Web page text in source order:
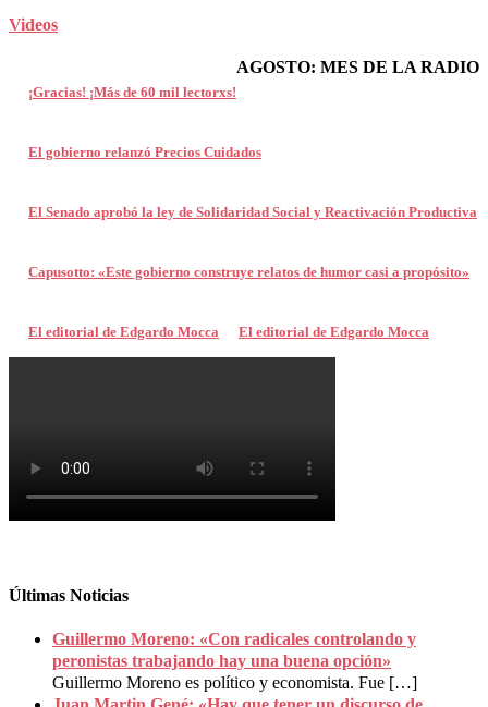
Videos
¡Gracias! ¡Más de 60 mil lectorxs!
El gobierno relanzó Precios Cuidados
El Senado aprobó la ley de Solidaridad Social y Reactivación Productiva
Capusotto: «Este gobierno construye relatos de humor casi a propósito»
El editorial de Edgardo Mocca El editorial de Edgardo Mocca
AGOSTO: MES DE LA RADIO
Últimas Noticias
Guillermo Moreno: «Con radicales controlando y
peronistas trabajando hay una buena opción»
Guillermo Moreno es político y economista. Fue […]